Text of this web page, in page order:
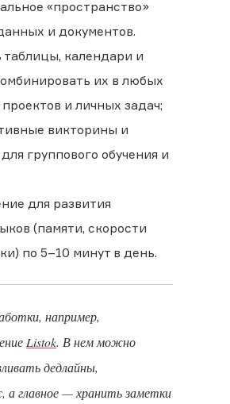
«пространство»
и документов.
календари и
их в любых
и личных задач;
викторины и
группового обучения и
для развития
(памяти, скорости
по 5–10 минут в день.
например,
Listok. В нем можно
дедлайны,
а главное — хранить заметки